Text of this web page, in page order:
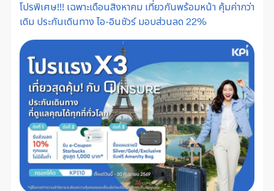
โปรพิเศษ!!! เฉพาะเดือนสิงหาคม เที่ยวกันพร้อมหน้า คุ้มค่ากว่า
เดิม ประกันเดินทาง ไอ-อินชัวร์ มอบส่วนลด 22%